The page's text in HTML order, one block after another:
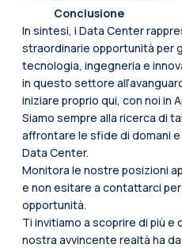
Conclusione
In sintesi, i Data Center
straordinarie opportunità per
tecnologia, ingegneria e
in questo settore
iniziare proprio qui, con noi in
Siamo sempre alla ricerca di
affrontare le sfide di domani
Data Center.
Monitora le nostre posizioni
e non esitare a contattarci
opportunità.
Ti invitiamo a scoprire di più
nostra avvincente realtà ha